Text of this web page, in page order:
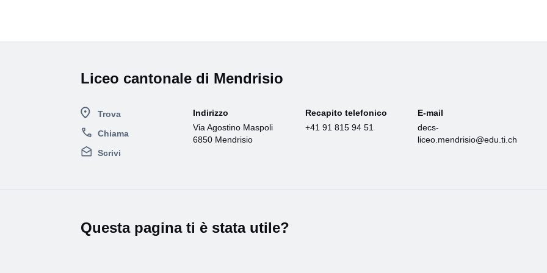
Liceo cantonale di Mendrisio
Trova
Chiama
Scrivi
Indirizzo
Via Agostino Maspoli
6850 Mendrisio
Recapito telefonico
+41 91 815 94 51
E-mail
decs-
liceo.mendrisio@edu.ti.ch
Questa pagina ti è stata utile?